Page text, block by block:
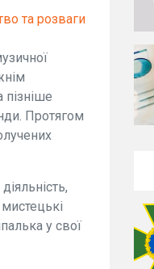
та розваги
пізніше
Протягом
у свої